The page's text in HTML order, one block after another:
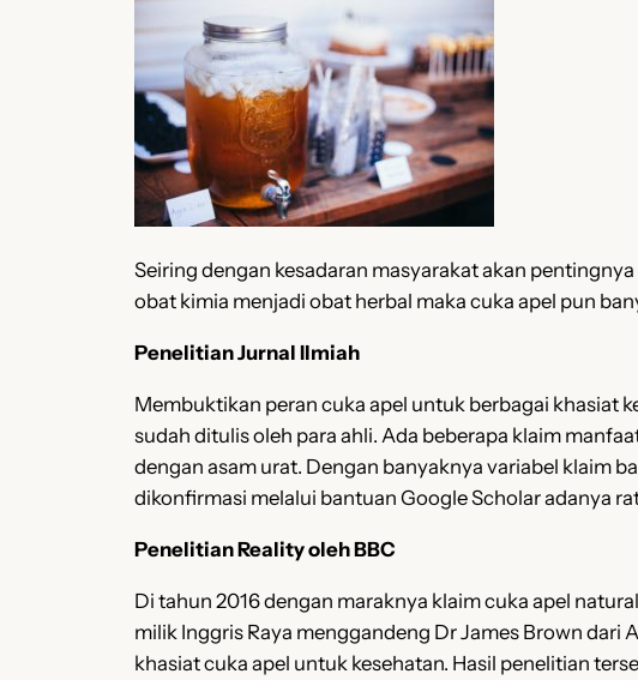
Seiring dengan kesadaran masyarakat akan
obat kimia menjadi obat herbal maka cuka apel pun
Penelitian Jurnal Ilmiah
Membuktikan peran cuka apel untuk berbagai khasiat
sudah ditulis oleh para ahli. Ada beberapa klaim
dengan asam urat. Dengan banyaknya variabel klaim
dikonfirmasi melalui bantuan Google Scholar adanya
Penelitian Reality oleh BBC
Di tahun 2016 dengan maraknya klaim cuka apel
milik Inggris Raya menggandeng Dr James Brown
khasiat cuka apel untuk kesehatan. Hasil penelitian